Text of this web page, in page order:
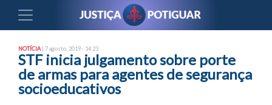
NOTÍCIA | 7 agosto, 2019 - 14:23
STF inicia julgamento sobre porte
de armas para agentes de segurança
socioeducativos